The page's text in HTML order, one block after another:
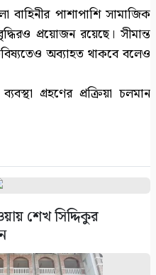
বাহিনীর পাশাপাশি সামাজিক
প্রয়োজন রয়েছে। সীমান্ত
অব্যাহত থাকবে বলেও
গ্রহণের প্রক্রিয়া চলমান
শেখ সিদ্দিকুর